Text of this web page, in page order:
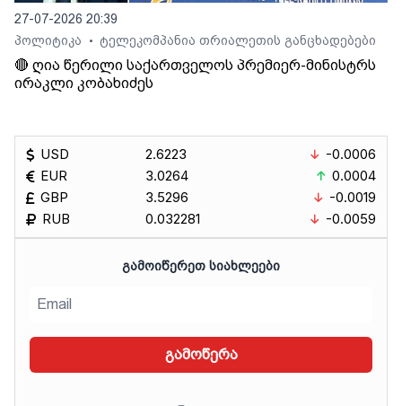
27-07-2026 20:39
პოლიტიკა
• ტელეკომპანია თრიალეთის განცხადებები
🔴 ღია წერილი საქართველოს პრემიერ-მინისტრს
ირაკლი კობახიძეს
USD
EUR
GBP
RUB
2.6223
3.0264
3.5296
0.032281
-0.0006
0.0004
-0.0019
-0.0059
ᲒᲐᲛᲝᲘᲬᲔᲠᲔᲗ ᲡᲘᲐᲮᲚᲔᲔᲑᲘ
გამოწერა